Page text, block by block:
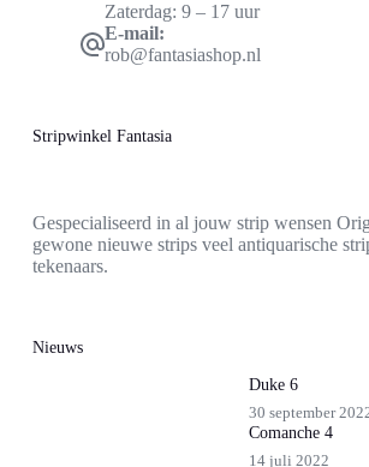
Zaterdag: 9 – 17 uur
E-mail:
rob@fantasiashop.nl
Stripwinkel Fantasia
Gespecialiseerd in al jouw strip wensen
gewone nieuwe strips veel antiquarische
tekenaars.
Nieuws
Duke 6
30 september
Comanche 4
14 juli 2022